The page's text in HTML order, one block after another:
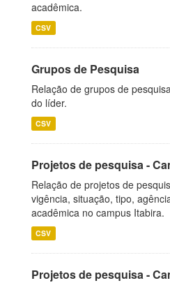
acadêmica.
CSV
Grupos de Pesquisa
Relação de grupos de
do líder.
CSV
Projetos de pesquisa -
Relação de projetos de
vigência, situação, tipo,
acadêmica no campus Itabira.
CSV
Projetos de pesquisa -